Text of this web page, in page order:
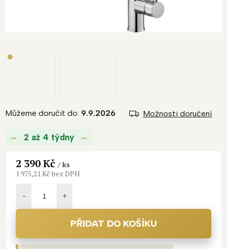
2 až 4 týdny
Můžeme doručit do: 9.9.2026 Možnosti doručení
2 390 Kč/ ks
1 975,21 Kč bez DPH
PŘIDAT DO KOŠÍKU